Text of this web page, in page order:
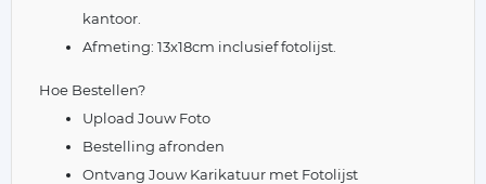
kantoor.
Afmeting: 13x18cm inclusief fotolijst.
Hoe Bestellen?
Upload Jouw Foto
Bestelling afronden
Ontvang Jouw Karikatuur met Fotolijst